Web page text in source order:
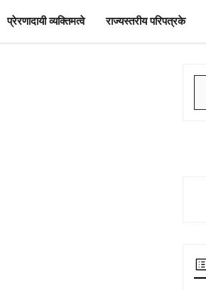
प्रेरणादायी व्यक्तिमत्वे राज्यस्तरीय परिपत्रके